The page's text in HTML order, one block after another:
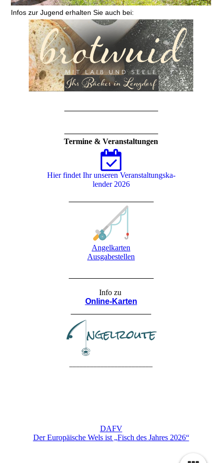
Infos zur Jugend erhalten Sie auch bei:
Termine & Veranstaltungen
Hier findet Ihr unseren Ver­an­stal­tungs­ka­
len­der 2026
Angelkarten
Ausgabestellen
Info zu
Online-Karten
DAFV
Der Europäische Wels ist „Fisch des Jahres 2026“